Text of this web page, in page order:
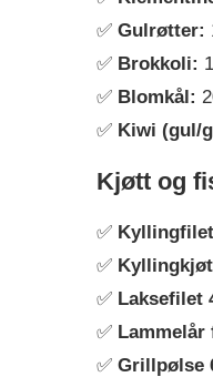
✅ Gulrøtter:
✅ Brokkoli:
✅ Blomkål:
✅ Kiwi (gul/
Kjøtt og
✅
✅
✅ Laksefilet
✅ Lammelår
✅ Grillpølse